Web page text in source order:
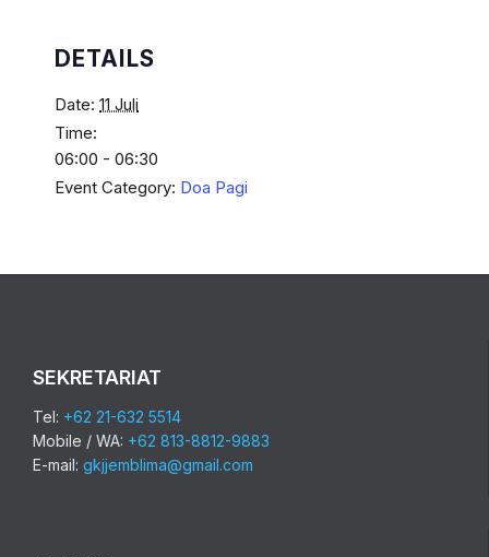
DETAILS
Date: 11 Juli
Time:
06:00 - 06:30
Event Category: Doa Pagi
SEKRETARIAT
Tel: +62 21-632 5514
Mobile / WA: +62 813-8812-9883
E-mail: gkjjemblima@gmail.com